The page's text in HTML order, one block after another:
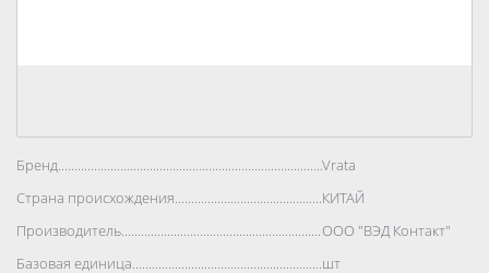
Бренд..................................................................................Vrata
Страна происхождения..................................................................................
КИТАЙ
Производитель..................................................................................
ООО "ВЭД Контакт"
Базовая единица..................................................................................
шт